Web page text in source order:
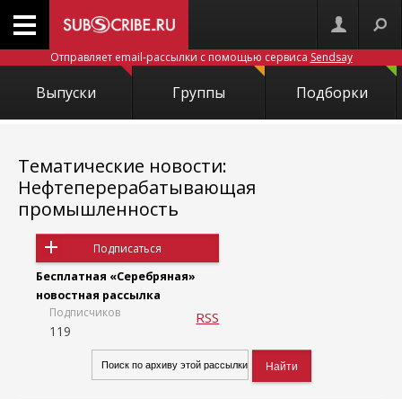
Отправляет email-рассылки с помощью сервиса Sendsay
Выпуски Группы Подборки
Тематические новости:
Нефтеперерабатывающая
промышленность
Подписаться
Бесплатная «Серебряная»
новостная рассылка
Подписчиков
119
RSS